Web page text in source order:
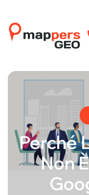
Perché
Non